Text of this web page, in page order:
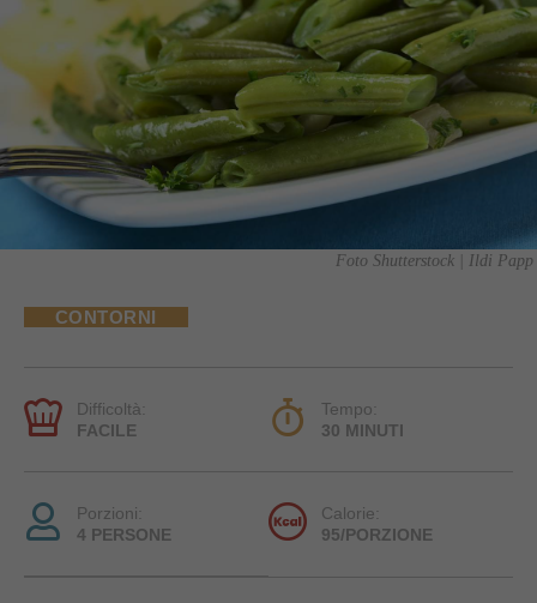
Foto Shutterstock | Ildi Papp
CONTORNI
Difficoltà:
FACILE
Tempo:
30 MINUTI
Porzioni:
4 PERSONE
Calorie:
95/PORZIONE